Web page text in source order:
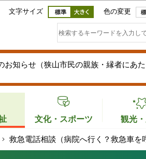
このページの本文へ移動
文字サイズ 色の変更
お知らせ（狭山市民の親族・縁者にあた
文化・スポーツ 観光
救急電話相談（病院へ行く？救急車を